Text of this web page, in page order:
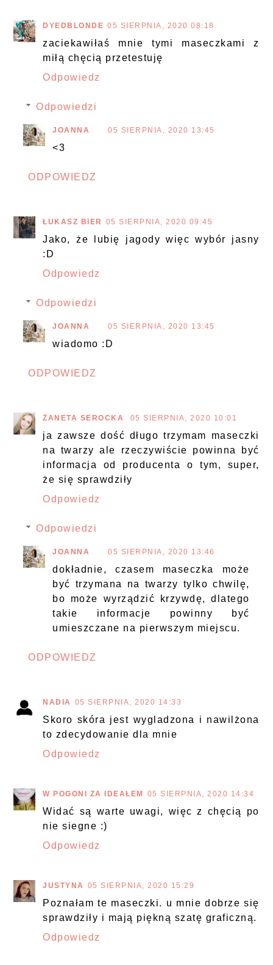
DYEDBLONDE 05 SIERPNIA, 2020 08:18
zaciekawiłaś mnie tymi maseczkami z
miłą chęcią przetestuję
Odpowiedz
Odpowiedzi
JOANNA 05 SIERPNIA, 2020 13:45
<3
ODPOWIEDZ
ŁUKASZ BIER 05 SIERPNIA, 2020 09:45
Jako, że lubię jagody więc wybór jasny
:D
Odpowiedz
Odpowiedzi
JOANNA 05 SIERPNIA, 2020 13:45
wiadomo :D
ODPOWIEDZ
ŻANETA SEROCKA 05 SIERPNIA, 2020 10:01
ja zawsze dość długo trzymam maseczki
na twarzy ale rzeczywiście powinna być
informacja od producenta o tym, super,
że się sprawdziły
Odpowiedz
Odpowiedzi
JOANNA 05 SIERPNIA, 2020 13:46
dokładnie, czasem maseczka może
być trzymana na twarzy tylko chwilę,
bo może wyrządzić krzywdę, dlatego
takie informacje powinny być
umieszczane na pierwszym miejscu.
ODPOWIEDZ
NADIA 05 SIERPNIA, 2020 14:33
Skoro skóra jest wygladzona i nawilżona
to zdecydowanie dla mnie
Odpowiedz
W POGONI ZA IDEAŁEM 05 SIERPNIA, 2020 14:34
Widać są warte uwagi, więc z chęcią po
nie siegne :)
Odpowiedz
JUSTYNA 05 SIERPNIA, 2020 15:29
Poznałam te maseczki. u mnie dobrze się
sprawdziły i mają piękną szatę graficzną.
Odpowiedz